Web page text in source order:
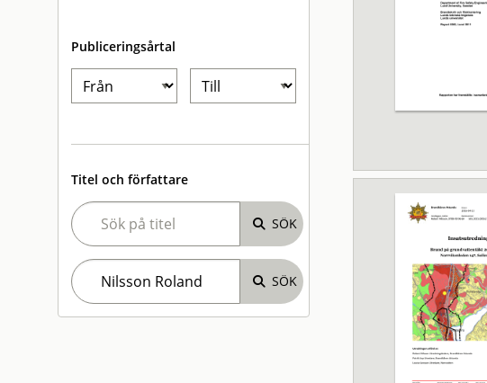
Publiceringsårtal
Titel och författare